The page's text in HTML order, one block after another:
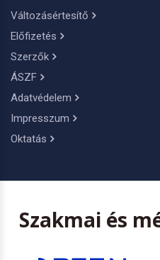
Változásértesítő
Előfizetés
Szerzők
ÁSZF
Adatvédelem
Impresszum
Oktatás
Szakmai és